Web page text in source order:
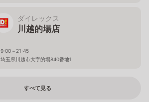
ダイレックス
川越的場店
9:00～21:45
埼玉県川越市大字的場840番地1
すべて見る